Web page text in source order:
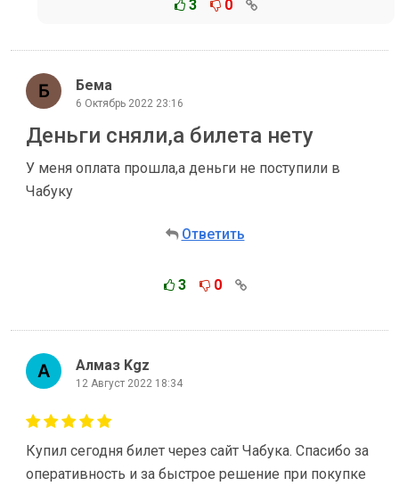
3 0
Бема
6 Октябрь 2022 23:16
Деньги сняли,а билета нету
У меня оплата прошла,а деньги не поступили в
Чабуку
Ответить
3 0
Алмаз Kgz
12 Август 2022 18:34
Купил сегодня билет через сайт Чабука. Спасибо за
оперативность и за быстрое решение при покупке